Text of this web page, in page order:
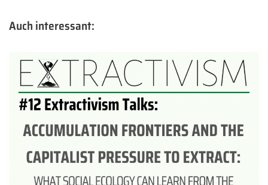
Auch interessant: